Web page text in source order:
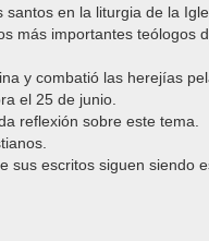
en la liturgia de la
más importantes teólogos
y combatió las herejías
el 25 de junio.
reflexión sobre este tema.
sus escritos siguen siendo